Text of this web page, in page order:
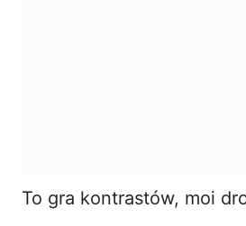
To gra kontrastów, moi